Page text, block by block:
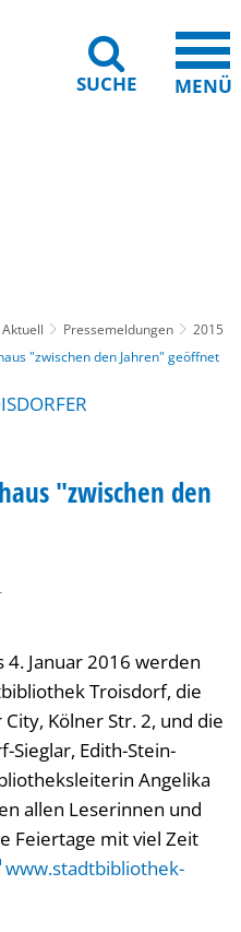
SUCHE MENÜ
Aktuell Pressemeldungen
2015
"zwischen den Jahren" geöffnet
"zwischen den
Januar 2016 werden
Troisdorf, die
Kölner Str. 2, und die
Sieglar, Edith-Stein-
Angelika
allen Leserinnen und
Feiertage mit viel Zeit
www.stadtbibliothek-